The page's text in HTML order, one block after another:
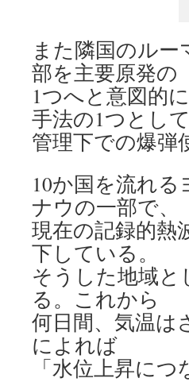
また隣国のル
部を主要原発の
1つへと意図的
手法の1つとして
管理下での爆弾
10か国を流れ
ナウの一部で、
現在の記録的熱
下している。
そうした地域
る。これから
何日間、気温は
によれば
「水位上昇に